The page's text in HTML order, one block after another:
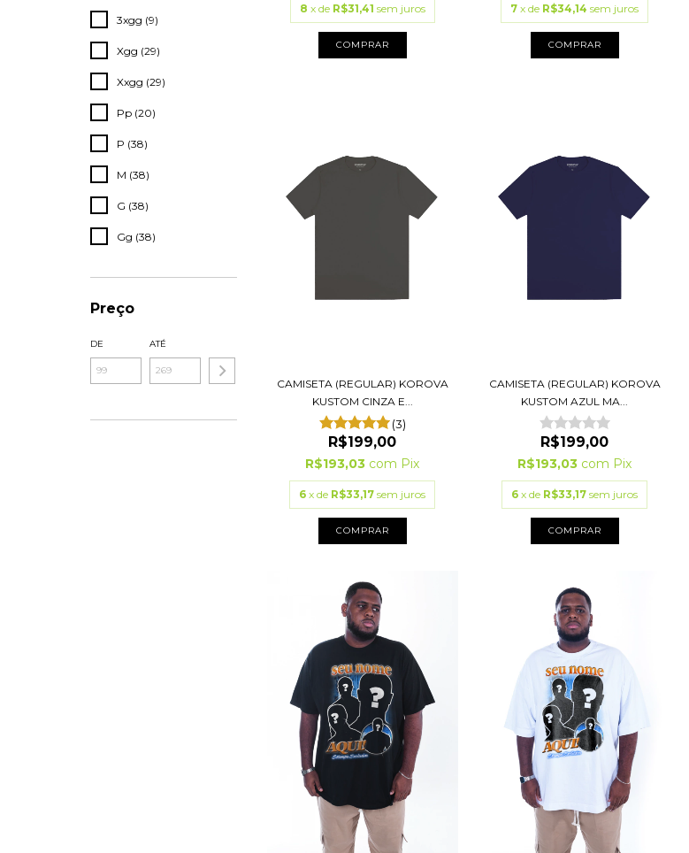
3xgg (9)
Xgg (29)
Xxgg (29)
Pp (20)
P (38)
M (38)
G (38)
Gg (38)
Preço
DE ATÉ
8 x de R$31,41 sem juros
COMPRAR
7 x de R$34,14 sem juros
COMPRAR
CAMISETA (REGULAR) KOROVA
KUSTOM CINZA E...
(3)
R$199,00
R$193,03 com Pix
6 x de R$33,17 sem juros
COMPRAR
CAMISETA (REGULAR) KOROVA
KUSTOM AZUL MA...
R$199,00
R$193,03 com Pix
6 x de R$33,17 sem juros
COMPRAR